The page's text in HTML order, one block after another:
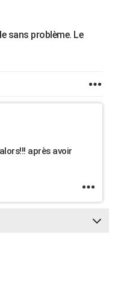
sans problème. Le
après avoir